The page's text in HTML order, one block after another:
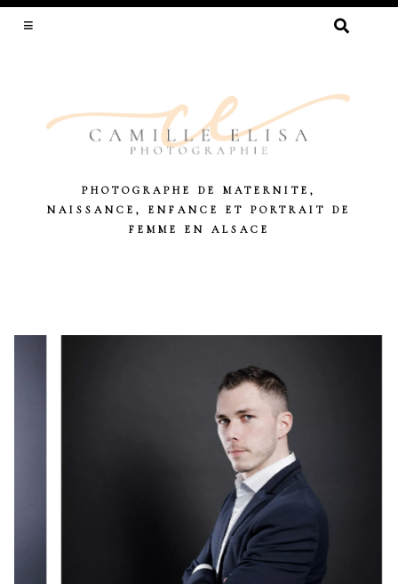
RECHERCHER :
PHOTOGRAPHE DE MATERNITE,
NAISSANCE, ENFANCE ET PORTRAIT DE
FEMME EN ALSACE